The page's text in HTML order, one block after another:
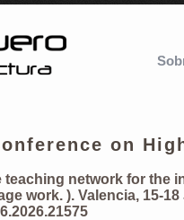
on
teaching network for
work. ). Valencia, 15-